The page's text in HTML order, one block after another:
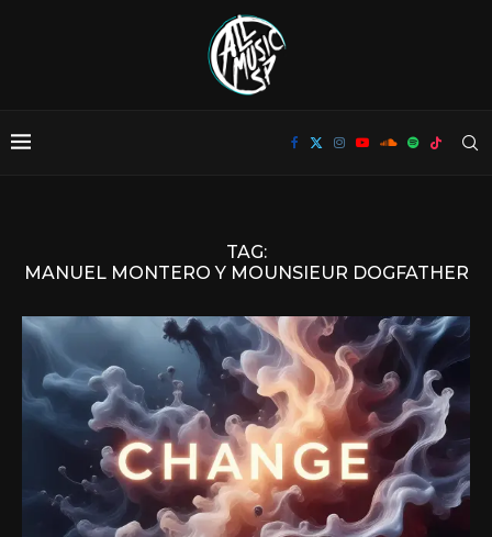
TAG:
MANUEL MONTERO Y MOUNSIEUR DOGFATHER